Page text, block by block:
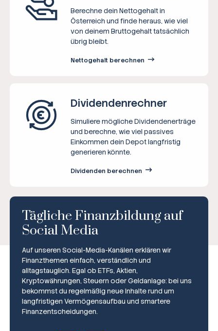
Broker-Vergleich
Berechne dein Nettogehalt in
Österreich und finde heraus, wie viel
von deinem Bruttogehalt tatsächlich
übrig bleibt.
Nettogehalt berechnen
Dividenden­rechner
Simuliere mögliche Dividendenerträge
und berechne, wie viel passives
Einkommen dein Depot langfristig
generieren könnte.
Dividenden berechnen
Tägliche Finanzbildung auf
Social Media
Auf unseren Social-Media-Kanälen erklären wir
Finanzthemen einfach, verständlich und
alltagstauglich. Egal ob ETFs, Aktien,
Kryptowährungen, Steuern oder Geldanlage: bei uns
bekommst du regelmäßig neue Inhalte rund um
langfristigen Vermögensaufbau und smartere
Finanzentscheidungen.